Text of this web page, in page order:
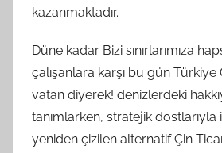
kazanmaktadır.
Düne kadar Bizi sınırlarımıza
çalışanlara karşı bu gün
vatan diyerek! denizlerdeki
tanımlarken, stratejik dostlarıyla
yeniden çizilen alternatif Çin